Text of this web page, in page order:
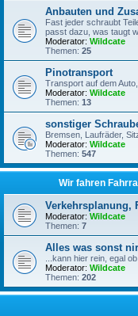
Anbauten und
Fast jeder schraubt
passt dazu, was taugt
Moderator: Wildcate
Themen: 25
Pinotransport
Transport auf dem
Moderator: Wildcate
Themen: 13
sonstiger
Bremsen, Laufräder,
Moderator: Wildcate
Themen: 547
Wir fahren
Verkehrsplanung,
Moderator: Wildcate
Themen: 7
Alles was sonst
...kann hier rein, egal
Moderator: Wildcate
Themen: 202